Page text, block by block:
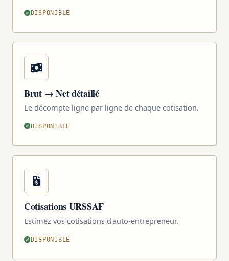
DISPONIBLE
Brut → Net détaillé
Le décompte ligne par ligne de chaque cotisation.
DISPONIBLE
Cotisations URSSAF
Estimez vos cotisations d'auto-entrepreneur.
DISPONIBLE